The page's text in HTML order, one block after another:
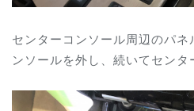
センターコンソール周辺のパ
ンソールを外し、続いてセンタ